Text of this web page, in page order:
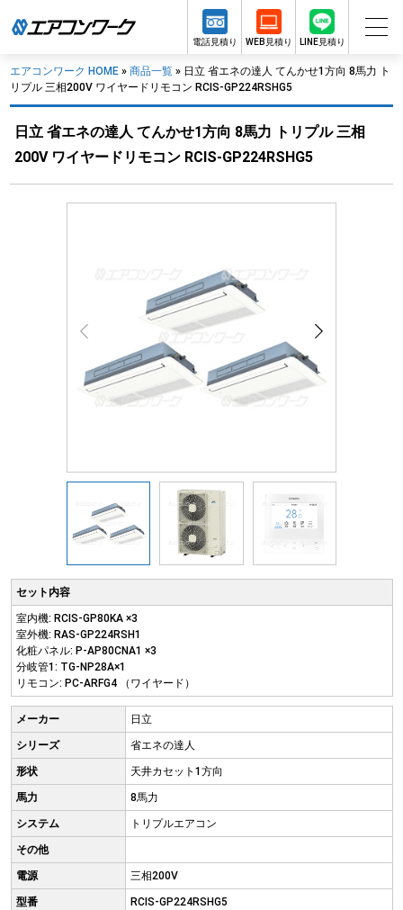
電話見積り WEB見積り LINE見積り
エアコンワーク HOME » 商品一覧 » 日立 省エネの達人 てんかせ1方向 8馬力 ト
リプル 三相200V ワイヤードリモコン RCIS-GP224RSHG5
日立 省エネの達人 てんかせ1方向 8馬力 トリプル 三相
200V ワイヤードリモコン RCIS-GP224RSHG5
セット内容
室内機: RCIS-GP80KA ×3
室外機: RAS-GP224RSH1
化粧パネル: P-AP80CNA1 ×3
分岐管1: TG-NP28A×1
リモコン: PC-ARFG4 （ワイヤード）
メーカー 日立
シリーズ 省エネの達人
形状 天井カセット1方向
馬力 8馬力
システム トリプルエアコン
その他
電源 三相200V
型番 RCIS-GP224RSHG5